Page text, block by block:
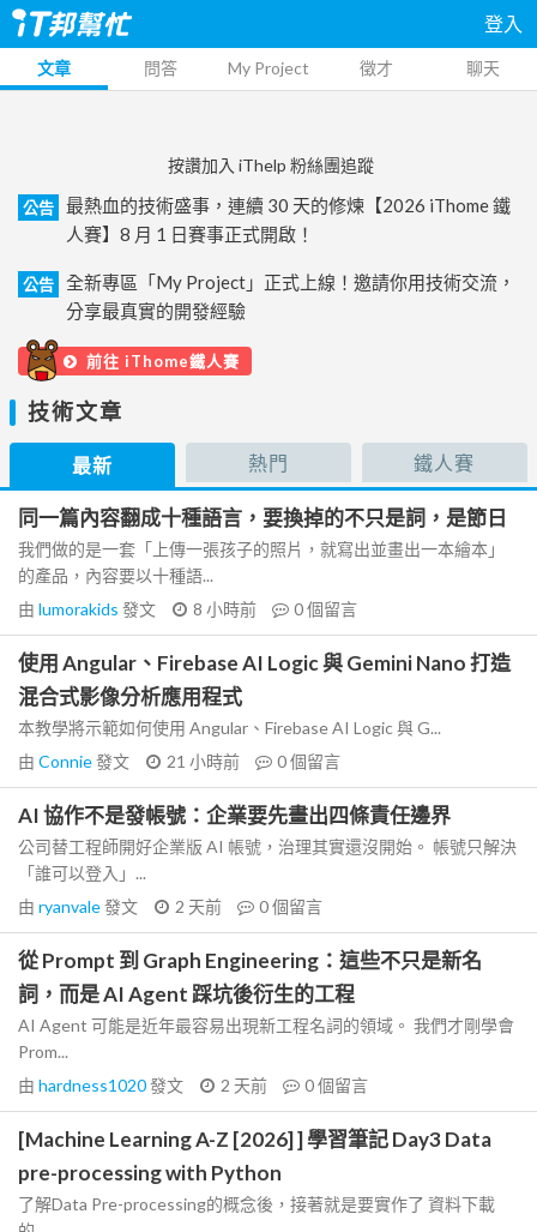
登入
文章 問答 My Project 徵才 聊天
按讚加入 iThelp 粉絲團追蹤
公告
最熱血的技術盛事，連續 30 天的修煉【2026 iThome 鐵
人賽】8 月 1 日賽事正式開啟！
公告
全新專區「My Project」正式上線！邀請你用技術交流，
分享最真實的開發經驗
前往 iThome鐵人賽
技術文章
最新 熱門 鐵人賽
同一篇內容翻成十種語言，要換掉的不只是詞，是節日
我們做的是一套「上傳一張孩子的照片，就寫出並畫出一本繪本」
的產品，內容要以十種語...
由 lumorakids 發文 8 小時前 0個留言
使用 Angular、Firebase AI Logic 與 Gemini Nano 打造
混合式影像分析應用程式
本教學將示範如何使用 Angular、Firebase AI Logic 與 G...
由 Connie發文 21 小時前 0個留言
AI 協作不是發帳號：企業要先畫出四條責任邊界
公司替工程師開好企業版 AI 帳號，治理其實還沒開始。 帳號只解決
「誰可以登入」...
由 ryanvale發文 2 天前 0個留言
從 Prompt 到 Graph Engineering：這些不只是新名
詞，而是 AI Agent 踩坑後衍生的工程
AI Agent 可能是近年最容易出現新工程名詞的領域。 我們才剛學會
Prom...
由 hardness1020發文 2 天前 0個留言
[Machine Learning A-Z [2026] ] 學習筆記 Day3 Data
pre-processing with Python
了解Data Pre-processing的概念後，接著就是要實作了 資料下載